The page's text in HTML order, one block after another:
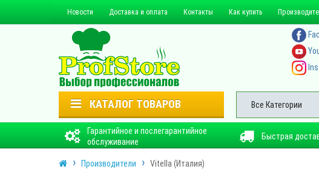
Новости Доставка и оплата Контакты Как купить
Все Категории
КАТАЛОГ ТОВАРОВ
Гарантийное и послегарантийное
обслуживание
Быстрая
Производители Vitella (Италия)